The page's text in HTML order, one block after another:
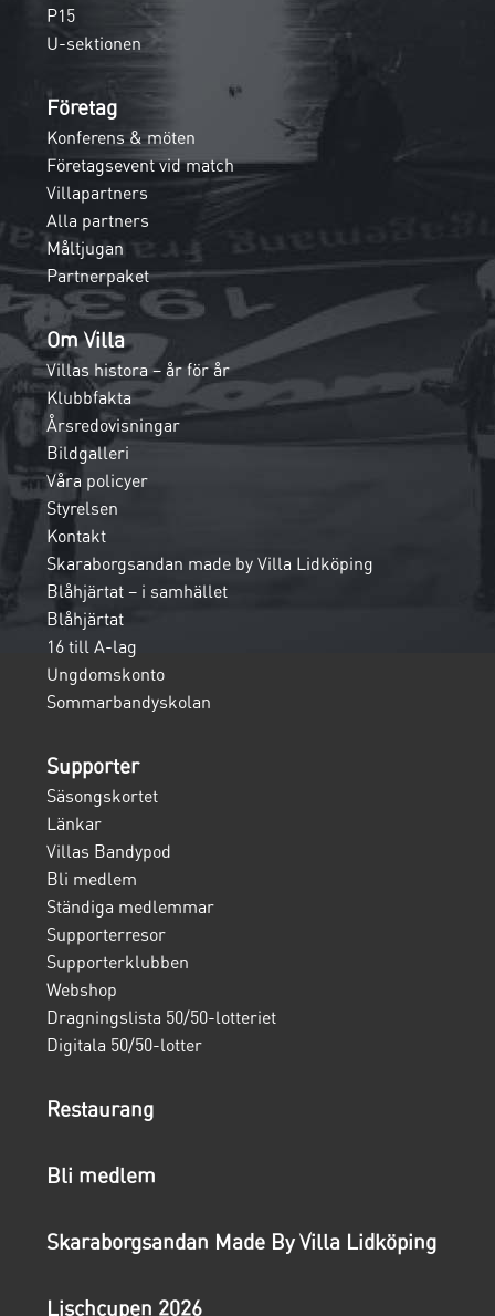
P15
U-sektionen
Företag
Konferens & möten
Företagsevent vid match
Villapartners
Alla partners
Måltjugan
Partnerpaket
Om Villa
Villas histora – år för år
Klubbfakta
Årsredovisningar
Bildgalleri
Våra policyer
Styrelsen
Kontakt
Skaraborgsandan made by Villa Lidköping
Blåhjärtat – i samhället
Blåhjärtat
16 till A-lag
Ungdomskonto
Sommarbandyskolan
Supporter
Säsongskortet
Länkar
Villas Bandypod
Bli medlem
Ständiga medlemmar
Supporterresor
Supporterklubben
Webshop
Dragningslista 50/50-lotteriet
Digitala 50/50-lotter
Restaurang
Bli medlem
Skaraborgsandan Made By Villa Lidköping
Lischcupen 2026